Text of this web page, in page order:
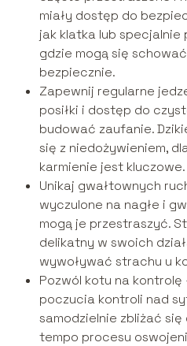
miały dostęp do
jak klatka lub
gdzie mogą się
bezpiecznie.
Zapewnij regularne
posiłki i dostęp do
budować zaufanie.
się z niedożywieniem,
karmienie jest kluczowe.
Unikaj gwałtownych
wyczulone na nagłe i
mogą je przestraszyć.
delikatny w swoich
wywoływać strachu u
Pozwól kotu na
poczucia kontroli nad
samodzielnie zbliżać
tempo procesu